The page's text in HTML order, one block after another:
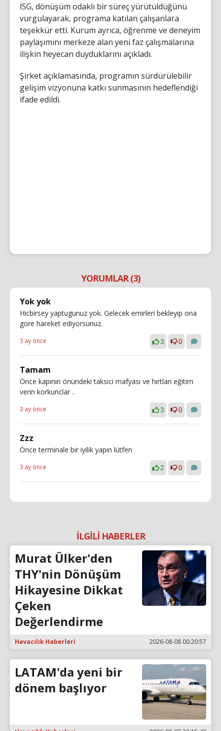
İSG, dönüşüm odaklı bir süreç yürütüldüğünü
vurgulayarak, programa katılan çalışanlara
teşekkür etti. Kurum ayrıca, öğrenme ve deneyim
paylaşımını merkeze alan yeni faz çalışmalarına
ilişkin heyecan duyduklarını açıkladı.
Şirket açıklamasında, programın sürdürülebilir
gelişim vizyonuna katkı sunmasının hedeflendiği
ifade edildi.
YORUMLAR (3)
Yok yok
Hicbirsey yaptugunuz yok. Gelecek emirleri bekleyip ona
gore hareket ediyorsunuz.
3 ay önce 3 0
Tamam
Önce kapının önündeki taksici mafyası ve hırtları eğitim
verin korkunclar ..
3 ay önce 3 0
Zzz
Önce terminale bir iyilik yapın lütfen
3 ay önce 2 0
İLGİLİ HABERLER
Murat Ülker'den
THY'nin Dönüşüm
Hikayesine Dikkat
Çeken
Değerlendirme
Havacılık Haberleri 2026-08-08 00:20:57
LATAM'da yeni bir
dönem başlıyor